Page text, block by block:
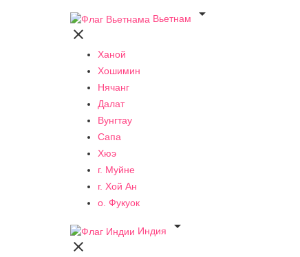
Вьетнам


Ханой
Хошимин
Нячанг
Далат
Вунгтау
Сапа
Хюэ
г. Муйне
г. Хой Ан
о. Фукуок
Индия

